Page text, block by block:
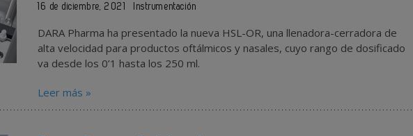
16 de diciembre, 2021 Instrumentación
DARA Pharma ha presentado la nueva HSL-OR, una llenadora-cerradora de
alta velocidad para productos oftálmicos y nasales, cuyo rango de dosificado
va desde los 0’1 hasta los 250 ml.
Leer más »